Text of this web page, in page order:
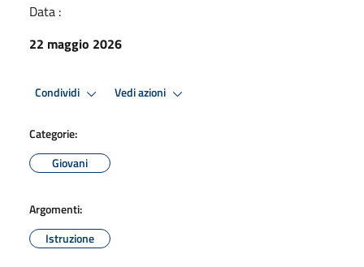
Data :
22 maggio 2026
Condividi Vedi azioni
Categorie:
Giovani
Argomenti:
Istruzione